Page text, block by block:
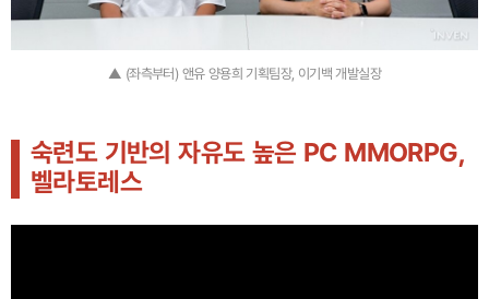
▲ (좌측부터) 앤유 양용희 기획팀장, 이기백 개발실장
숙련도 기반의 자유도 높은 PC MMORPG,
벨라토레스